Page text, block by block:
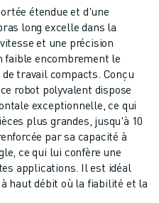
LES SALLES BLANCHES
étendue et d'une
long excelle dans la
et une précision
faible encombrement le
travail compacts. Conçu
robot polyvalent dispose
exceptionnelle, ce qui
plus grandes, jusqu'à 10
par sa capacité à
ce qui lui confère une
applications. Il est idéal
haut débit où la fiabilité et la